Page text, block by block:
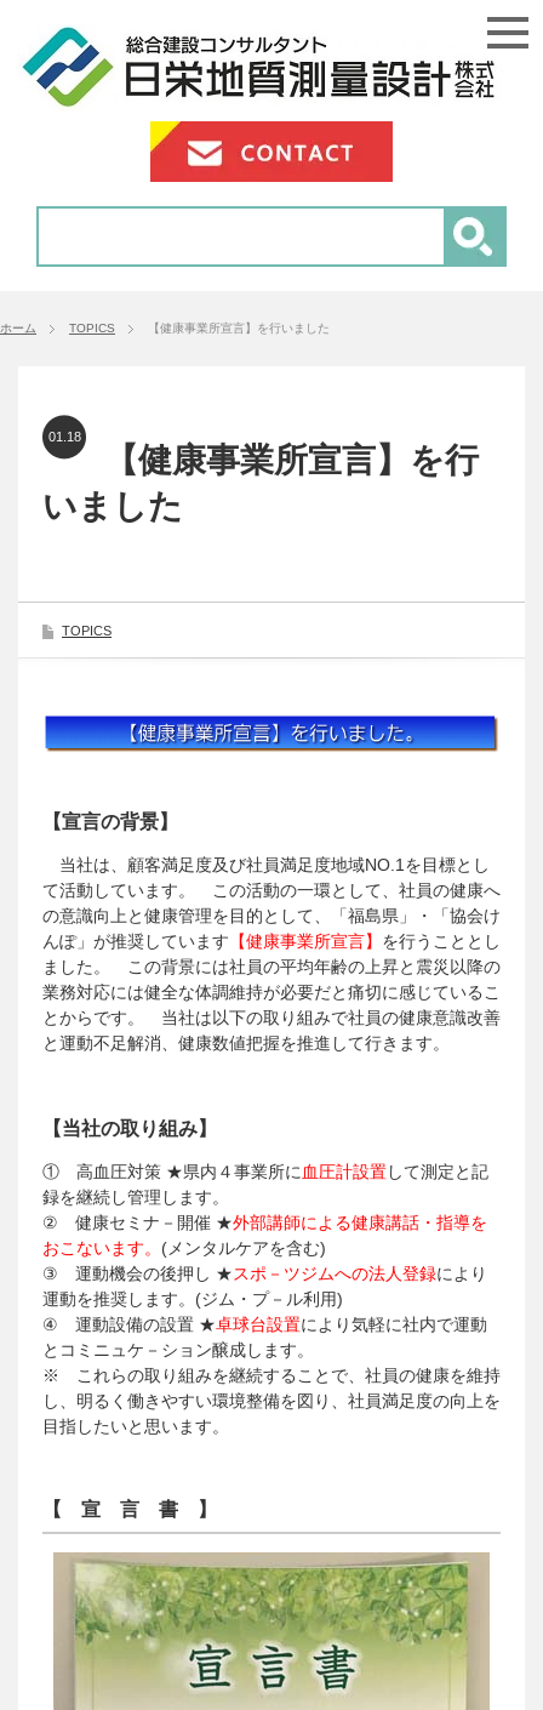
ホーム TOPICS 【健康事業所宣言】を行いました
01.18
【健康事業所宣言】を行
いました
TOPICS
【宣言の背景】
当社は、顧客満足度及び社員満足度地域NO.1を目標とし
て活動しています。 この活動の一環として、社員の健康へ
の意識向上と健康管理を目的として、「福島県」・「協会け
んぽ」が推奨しています 【健康事業所宣言】 を行うこととし
ました。 この背景には社員の平均年齢の上昇と震災以降の
業務対応には健全な体調維持が必要だと痛切に感じているこ
とからです。 当社は以下の取り組みで社員の健康意識改善
と運動不足解消、健康数値把握を推進して行きます。
【当社の取り組み】
① 高血圧対策 ★県内４事業所に 血圧計設置して測定と記
録を継続し管理します。
② 健康セミナ－開催 ★外部講師による健康講話・指導を
おこないます。 (メンタルケアを含む)
③ 運動機会の後押し ★スポ－ツジムへの法人登録により
運動を推奨します。(ジム・プ－ル利用)
④ 運動設備の設置 ★卓球台設置により気軽に社内で運動
とコミニュケ－ション醸成します。
※ これらの取り組みを継続することで、社員の健康を維持
し、明るく働きやすい環境整備を図り、社員満足度の向上を
目指したいと思います。
【 宣 言 書 】